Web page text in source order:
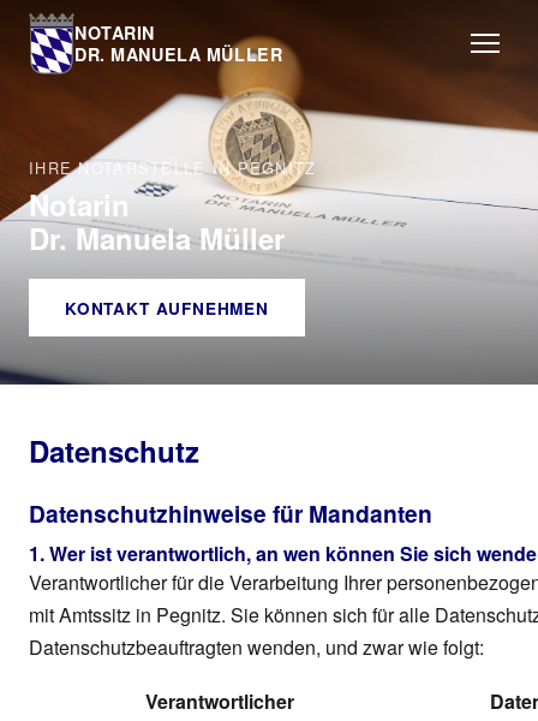
NOTARIN
DR. MANUELA MÜLLER
IHRE NOTARSTELLE IN PEGNITZ
Notarin
Dr. Manuela Müller
KONTAKT AUFNEHMEN
Datenschutz
Datenschutzhinweise für Mandanten
1. Wer ist verantwortlich, an wen können Sie sich
Verantwortlicher für die Verarbeitung Ihrer
mit Amtssitz in Pegnitz. Sie können sich für alle
Datenschutzbeauftragten wenden, und zwar wie folgt:
Verantwortlicher